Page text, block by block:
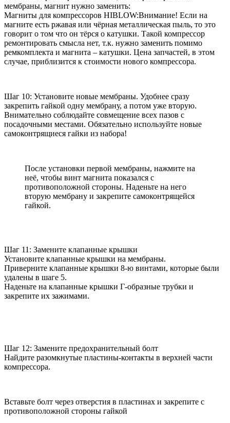
мембраны, магнит нужно заменить:
Магниты для компрессоров HIBLOW:Внимание! Если на
магните есть ржавая или чёрная металлическая пыль, то это
говорит о том что он тёрся о катушки. Такой компрессор
ремонтировать смысла нет, т.к. нужно заменить помимо
ремкомплекта и магнита – катушки. Цена запчастей, в этом
случае, приблизится к стоимости нового компрессора.
Шаг 10: Установите новые мембраны. Удобнее сразу
закрепить гайкой одну мембрану, а потом уже вторую.
Внимательно соблюдайте совмещение всех пазов с
посадочными местами. Обязательно используйте новые
самоконтрящиеся гайки из набора!
После установки первой мембраны, нажмите на
неё, чтобы винт магнита показался с
противоположной стороны. Наденьте на него
вторую мембрану и закрепите самоконтрящейся
гайкой.
Шаг 11: Замените клапанные крышки
Установите клапанные крышки на мембраны.
Приверните клапанные крышки 8-ю винтами, которые были
удалены в шаге 5.
Наденьте на клапанные крышки Г-образные трубки и
закрепите их зажимами.
Шаг 12: Замените предохранительный болт
Найдите разомкнутые пластины-контакты в верхней части
компрессора.
Вставьте болт через отверстия в пластинах и закрепите с
противоположной стороны гайкой